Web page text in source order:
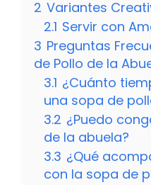
2 Variantes
2.1 Servir con
3 Preguntas
de Pollo de la
3.1 ¿Cuánto
una sopa de
3.2 ¿Puedo
de la abuela?
3.3 ¿Qué
con la sopa de